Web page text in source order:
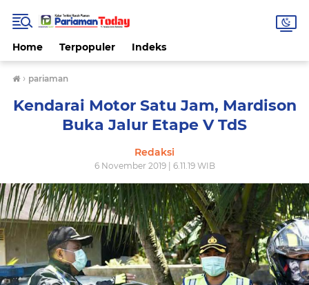
Home Terpopuler Indeks
› pariaman
Kendarai Motor Satu Jam, Mardison
Buka Jalur Etape V TdS
Redaksi
6 November 2019 | 6.11.19 WIB